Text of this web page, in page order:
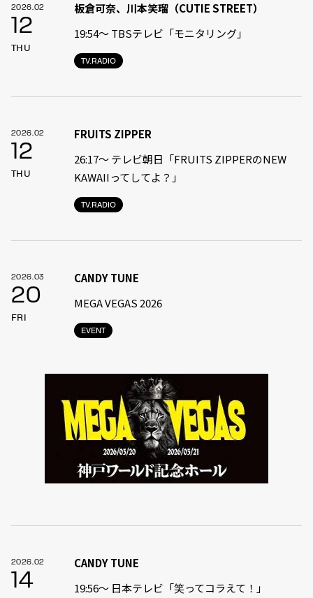
2026.02
12
THU
TV.RADIO
板倉可奈、川本笑瑠（CUTIE STREET）
19:54〜 TBSテレビ「モニタリング」
2026.02
12
THU
TV.RADIO
FRUITS ZIPPER
26:17～ テレビ朝日「FRUITS ZIPPERのNEW
KAWAIIってしてよ？」
2026.03
20
FRI
EVENT
CANDY TUNE
MEGA VEGAS 2026
2026.02
14
CANDY TUNE
19:56〜 日本テレビ「笑ってコラえて！」